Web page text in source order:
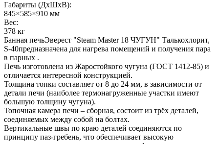
Габариты (ДхШхВ):
845×585×910 мм
Вес:
378 кг
Банная печьЭверест "Steam Master 18 ЧУГУН" Талькохлорит,
S-40предназначена для нагрева помещений и получения пара
в парных .
Печь изготовлена из Жаростойкого чугуна (ГОСТ 1412-85) и
отличается интересной конструкцией.
Толщина топки составляет от 8 до 24 мм, в зависимости от
детали печи (наиболее термонагруженные участки имеют
большую толщину чугуна).
Топочная камера печи – сборная, состоит из трёх деталей,
соединяемых между собой на болтах.
Вертикальные швы по краю деталей соединяются по
принципу паз-гребень, что обеспечивает высокую